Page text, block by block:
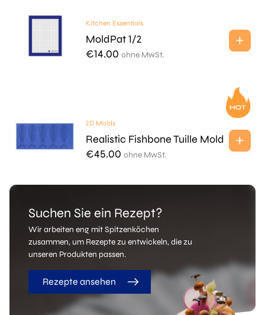
Kitchen Essentials
MoldPat 1/2
€14.00 ohne MwSt.
2D Molds
Realistic Fishbone Tuille Mold
€45.00 ohne MwSt.
Suchen Sie ein Rezept?
Wir arbeiten eng mit Spitzenköchen
zusammen, um Rezepte zu entwickeln, die zu
unseren Produkten passen.
Rezepte ansehen